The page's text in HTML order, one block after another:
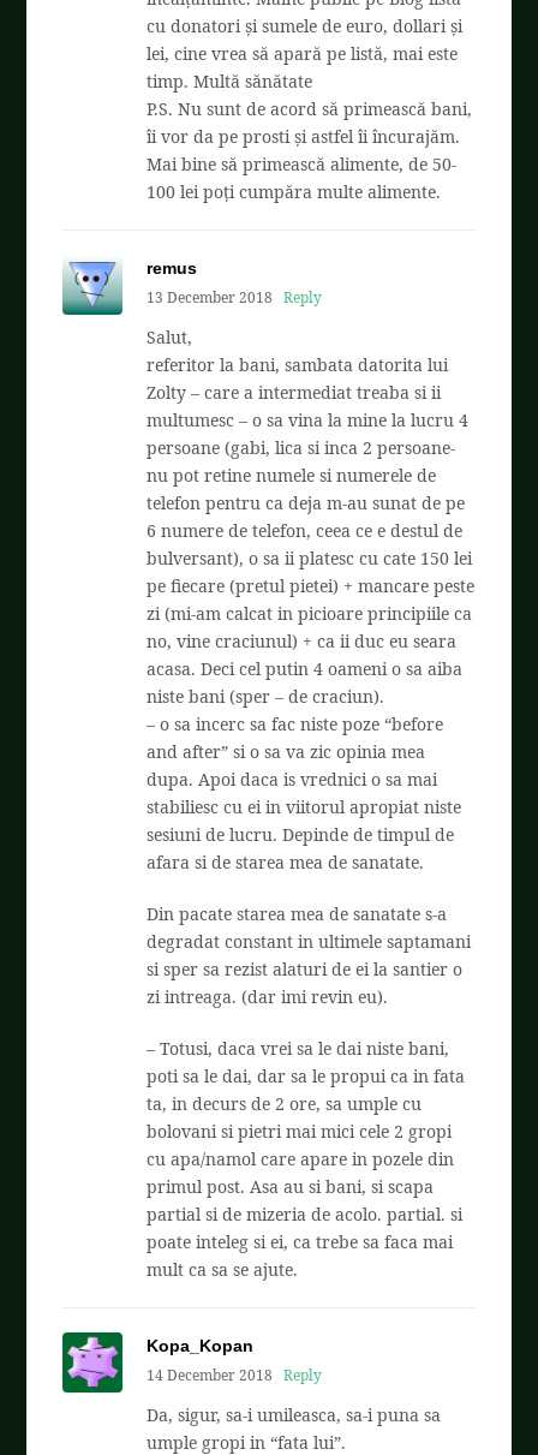
cu donatori și sumele de euro, dollari și
lei, cine vrea să apară pe listă, mai este
timp. Multă sănătate
P.S. Nu sunt de acord să primească bani,
îi vor da pe prosti și astfel îi încurajăm.
Mai bine să primească alimente, de 50-
100 lei poți cumpăra multe alimente.
remus
13 December 2018
Reply
Salut,
referitor la bani, sambata datorita lui
Zolty – care a intermediat treaba si ii
multumesc – o sa vina la mine la lucru 4
persoane (gabi, lica si inca 2 persoane-
nu pot retine numele si numerele de
telefon pentru ca deja m-au sunat de pe
6 numere de telefon, ceea ce e destul de
bulversant), o sa ii platesc cu cate 150 lei
pe fiecare (pretul pietei) + mancare peste
zi (mi-am calcat in picioare principiile ca
no, vine craciunul) + ca ii duc eu seara
acasa. Deci cel putin 4 oameni o sa aiba
niste bani (sper – de craciun).
– o sa incerc sa fac niste poze “before
and after” si o sa va zic opinia mea
dupa. Apoi daca is vrednici o sa mai
stabiliesc cu ei in viitorul apropiat niste
sesiuni de lucru. Depinde de timpul de
afara si de starea mea de sanatate.
Din pacate starea mea de sanatate s-a
degradat constant in ultimele saptamani
si sper sa rezist alaturi de ei la santier o
zi intreaga. (dar imi revin eu).
– Totusi, daca vrei sa le dai niste bani,
poti sa le dai, dar sa le propui ca in fata
ta, in decurs de 2 ore, sa umple cu
bolovani si pietri mai mici cele 2 gropi
cu apa/namol care apare in pozele din
primul post. Asa au si bani, si scapa
partial si de mizeria de acolo. partial. si
poate inteleg si ei, ca trebe sa faca mai
mult ca sa se ajute.
Kopa_Kopan
14 December 2018
Reply
Da, sigur, sa-i umileasca, sa-i puna sa
umple gropi in “fata lui”.